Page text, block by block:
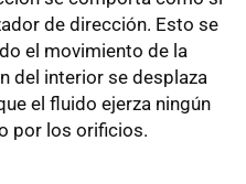
de dirección. Esto se
el movimiento de la
del interior se desplaza
el fluido ejerza ningún
por los orificios.